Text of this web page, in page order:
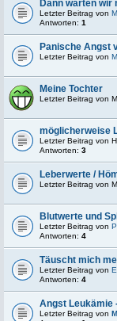
Dann warten wir
Letzter Beitrag von
Antworten: 1
Panische Angst
Letzter Beitrag von
Meine Tochter
Letzter Beitrag von
möglicherweise
Letzter Beitrag von
Antworten: 3
Leberwerte /
Letzter Beitrag von
Blutwerte und
Letzter Beitrag von
Antworten: 4
Täuscht mich
Letzter Beitrag von
Antworten: 4
Angst Leukämie
Letzter Beitrag von